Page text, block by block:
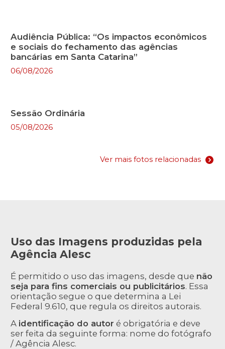
Audiência Pública: “Os impactos econômicos
e sociais do fechamento das agências
bancárias em Santa Catarina”
06/08/2026
Sessão Ordinária
05/08/2026
Ver mais fotos relacionadas
Uso das Imagens produzidas pela
Agência Alesc
É permitido o uso das imagens, desde que não
seja para fins comerciais ou publicitários. Essa
orientação segue o que determina a Lei
Federal 9.610, que regula os direitos autorais.
A identificação do autor é obrigatória e deve
ser feita da seguinte forma: nome do fotógrafo
/ Agência Alesc.